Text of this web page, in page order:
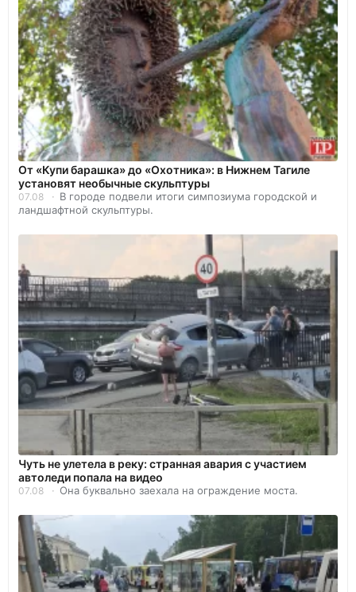
От «Купи барашка» до «Охотника»: в Нижнем Тагиле
установят необычные скульптуры
07.08
В городе подвели итоги симпозиума городской и
ландшафтной скульптуры.
Чуть не улетела в реку: странная авария с участием
автоледи попала на видео
07.08 Она буквально заехала на ограждение моста.